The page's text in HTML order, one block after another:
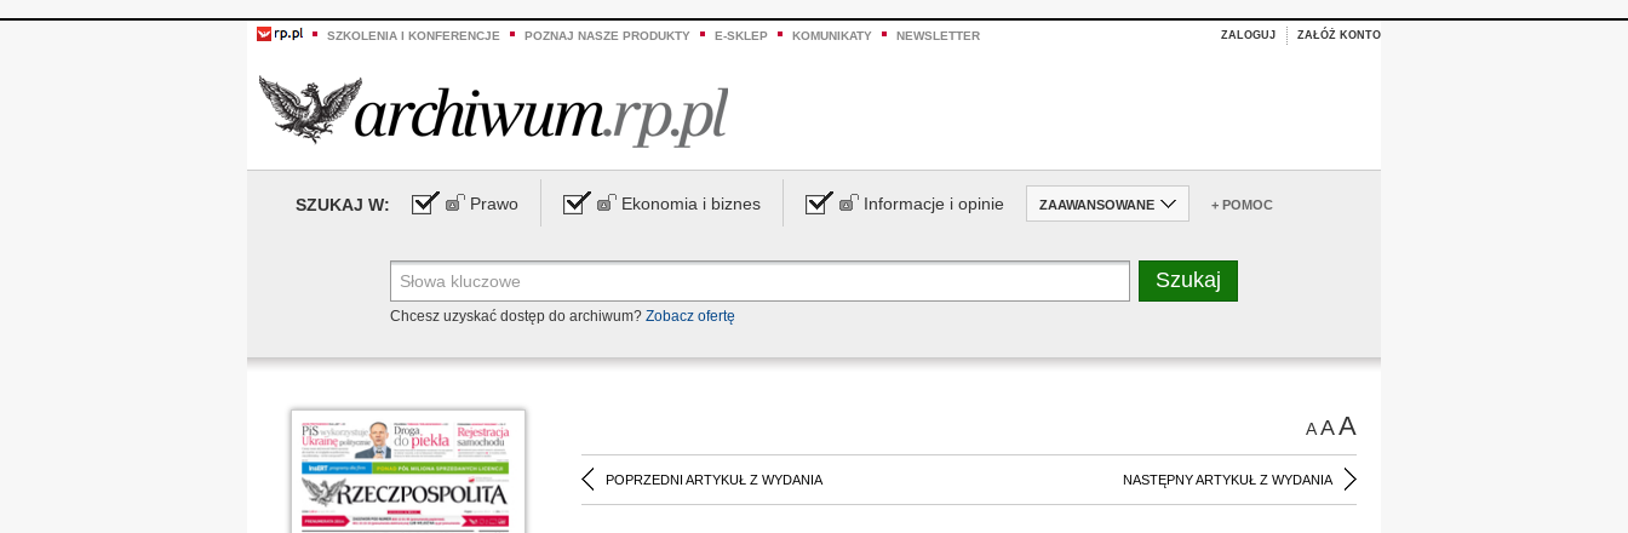
SZKOLENIA I KONFERENCJE POZNAJ NASZE PRODUKTY E-SKLEP KOMUNIKATY NEWSLETTER ZALOGUJ ZAŁÓŻ KONTO
SZUKAJ W: Prawo Ekonomia i biznes Informacje i opinie ZAAWANSOWANE + POMOC
Chcesz uzyskać dostęp do archiwum? Zobacz ofertę
AAA
POPRZEDNI ARTYKUŁ Z WYDANIA NASTĘPNY ARTYKUŁ Z WYDANIA